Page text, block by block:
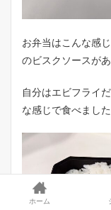
お弁当はこんな感
のビスクソースがあ
自分はエビフライ
な感じで食べました
ホーム